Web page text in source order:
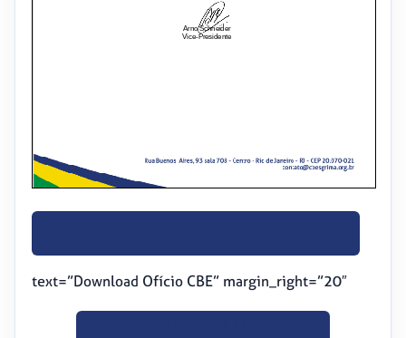
text=”Download Ofício CBE” margin_right=”20″